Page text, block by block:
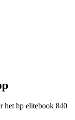
het hp elitebook 840